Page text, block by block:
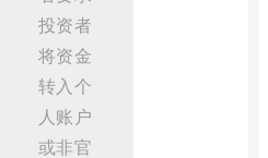
投资者
将资金
转入个
人账户
或非官